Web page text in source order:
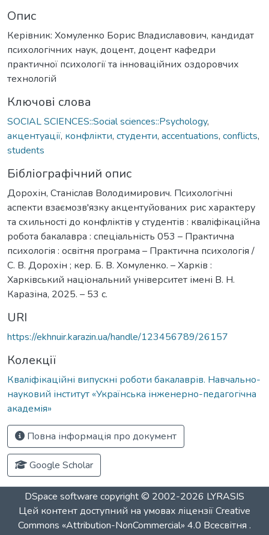
Опис
Керівник: Хомуленко Борис Владиславович, кандидат
психологічних наук, доцент, доцент кафедри
практичної психології та інноваційних оздоровчих
технологій
Ключові слова
SOCIAL SCIENCES::Social sciences::Psychology,
акцентуації, конфлікти, студенти, accentuations, conflicts,
students
Бібліографічний опис
Дорохін, Станіслав Володимирович. Психологічні
аспекти взаємозв'язку акцентуйованих рис характеру
та схильності до конфліктів у студентів : кваліфікаційна
робота бакалавра : спеціальність 053 – Практична
психологія : освітня програма – Практична психологія /
С. В. Дорохін ; кер. Б. В. Хомуленко. – Харків :
Харківський національний університет імені В. Н.
Каразіна, 2025. – 53 с.
URI
https://ekhnuir.karazin.ua/handle/123456789/26157
Колекції
Кваліфікаційні випускні роботи бакалаврів. Навчально-
науковий інститут «Українська інженерно-педагогічна
академія»
Повна інформація про документ
Google Scholar
DSpace software copyright © 2002-2026 LYRASIS
Цей контент доступний на умовах ліцензіїCreative
Commons «Attribution-NonCommercial» 4.0 Всесвітня .